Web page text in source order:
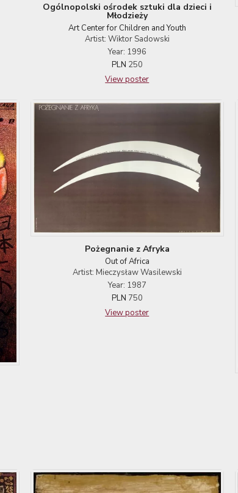
Ogólnopolski ośrodek sztuki dla dzieci i
Młodzieży
Art Center for Children and Youth
Artist: Wiktor Sadowski
Year: 1996
PLN 250
View poster
Pożegnanie z Afryka
Out of Africa
Artist: Mieczysław Wasilewski
Year: 1987
PLN 750
View poster